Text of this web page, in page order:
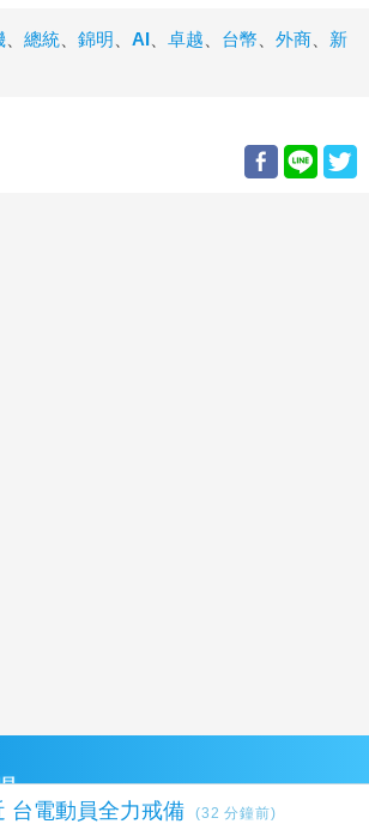
總統 錦明 AI 卓越 台幣 外商
新
白海豚逼近 台電動員全力戒備 (32 分鐘前)